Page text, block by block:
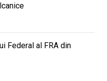
Federal al FRA din